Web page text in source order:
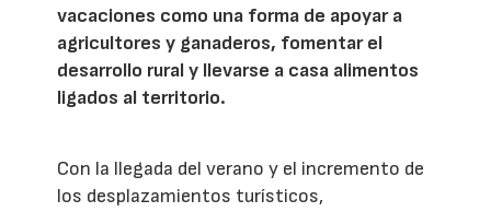
vacaciones como una forma de apoyar a
agricultores y ganaderos, fomentar el
desarrollo rural y llevarse a casa alimentos
ligados al territorio.
Con la llegada del verano y el incremento de
los desplazamientos turísticos,